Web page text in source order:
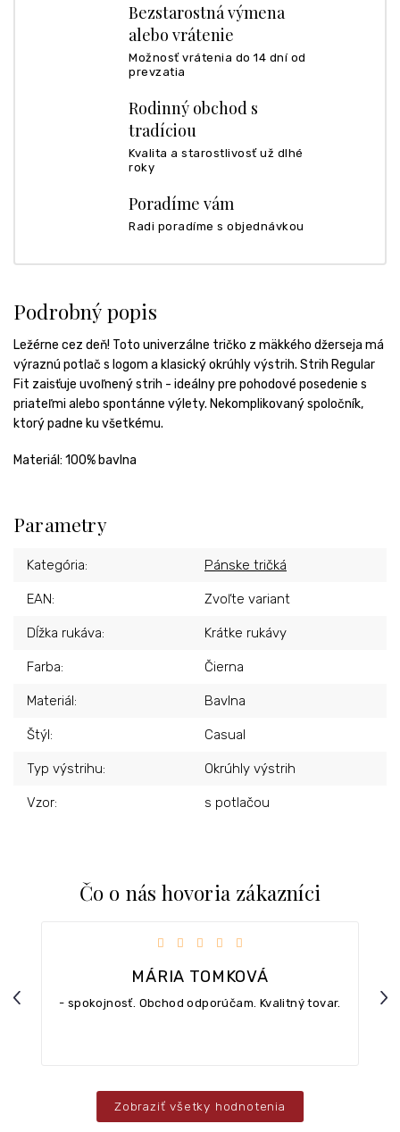
Bezstarostná výmena
alebo vrátenie
Možnosť vrátenia do 14 dní od
prevzatia
Rodinný obchod s
tradíciou
Kvalita a starostlivosť už dlhé
roky
Poradíme vám
Radi poradíme s objednávkou
Podrobný popis
Ležérne cez deň! Toto univerzálne tričko z mäkkého džerseja má
výraznú potlač s logom a klasický okrúhly výstrih. Strih Regular
Fit zaisťuje uvoľnený strih - ideálny pre pohodové posedenie s
priateľmi alebo spontánne výlety. Nekomplikovaný spoločník,
ktorý padne ku všetkému.
Materiál: 100% bavlna
Parametry
Kategória: Pánske tričká
EAN: Zvoľte variant
Dĺžka rukáva: Krátke rukávy
Farba: Čierna
Materiál: Bavlna
Štýl: Casual
Typ výstrihu: Okrúhly výstrih
Vzor: s potlačou
Čo o nás hovoria zákazníci
Previous
MÁRIA TOMKOVÁ
Hodnotenie obchodu je 5 z 5 hviezdičiek.
- spokojnosť. Obchod odporúčam. Kvalitný tovar.
Zobraziť všetky hodnotenia